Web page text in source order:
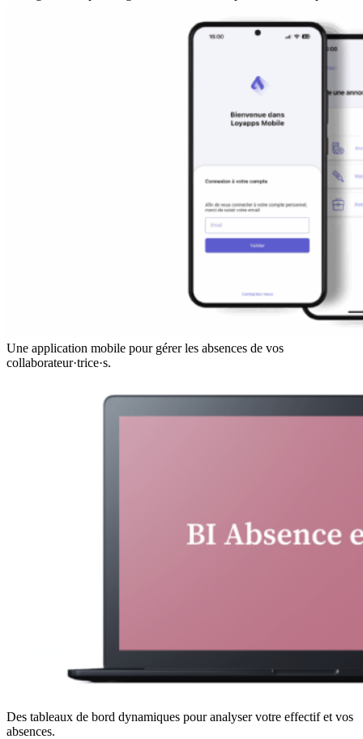
Une application mobile pour gérer les absences de vos
collaborateur·trice·s.
Des tableaux de bord dynamiques pour analyser votre effectif et vos
absences.